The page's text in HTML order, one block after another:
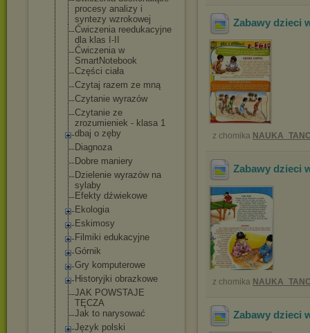
procesy analizy i
syntezy wzrokowej
Ćwiczenia reedukacyjne
dla klas I-II
Ćwiczenia w
SmartNotebook
Części ciała
Czytaj razem ze mną
Czytanie wyrazów
Czytanie ze
zrozumieniek - klasa 1
dbaj o zęby
Diagnoza
Dobre maniery
Dzielenie wyrazów na
sylaby
Efekty dźwiekowe
Ekologia
Eskimosy
Filmiki edukacyjne
Górnik
Gry komputerowe
Historyjki obrazkowe
JAK POWSTAJE
TĘCZA
Jak to narysować
Język polski
Zabawy dzieci
z chomika
Zabawy dzieci
z chomika
Zabawy dzieci